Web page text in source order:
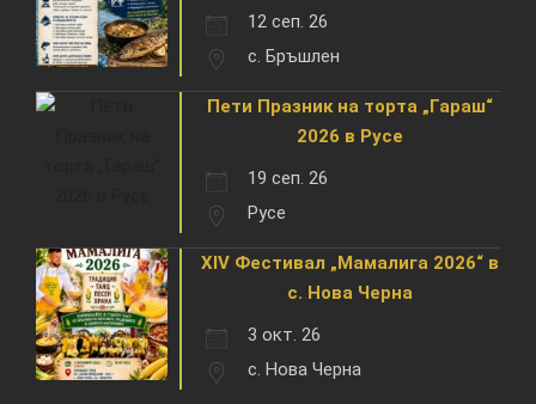
12 сеп. 26
с. Бръшлен
Пети Празник на торта „Гараш“
2026 в Русе
19 сеп. 26
Русе
XIV Фестивал „Мамалига 2026“ в
с. Нова Черна
3 окт. 26
с. Нова Черна